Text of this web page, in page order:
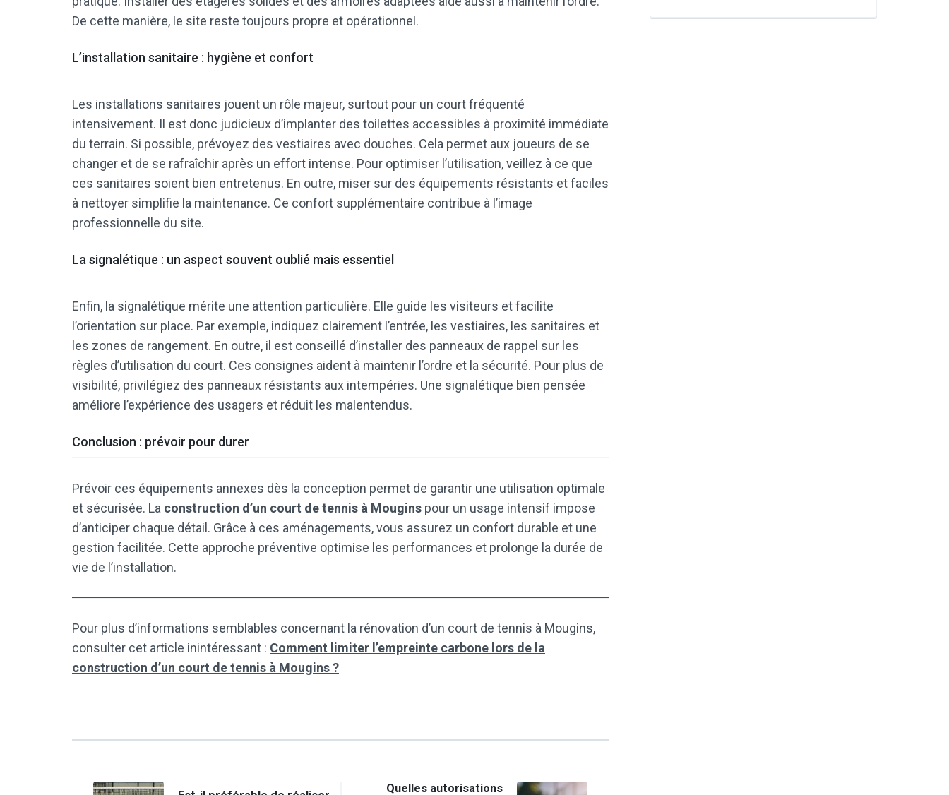
De cette manière, le site reste toujours propre et opérationnel.
L’installation sanitaire : hygiène et confort
Les installations sanitaires jouent un rôle majeur, surtout pour un court fréquenté
intensivement. Il est donc judicieux d’implanter des toilettes accessibles à proximité immédiate
du terrain. Si possible, prévoyez des vestiaires avec douches. Cela permet aux joueurs de se
changer et de se rafraîchir après un effort intense. Pour optimiser l’utilisation, veillez à ce que
ces sanitaires soient bien entretenus. En outre, miser sur des équipements résistants et faciles
à nettoyer simplifie la maintenance. Ce confort supplémentaire contribue à l’image
professionnelle du site.
La signalétique : un aspect souvent oublié mais essentiel
Enfin, la signalétique mérite une attention particulière. Elle guide les visiteurs et facilite
l’orientation sur place. Par exemple, indiquez clairement l’entrée, les vestiaires, les sanitaires et
les zones de rangement. En outre, il est conseillé d’installer des panneaux de rappel sur les
règles d’utilisation du court. Ces consignes aident à maintenir l’ordre et la sécurité. Pour plus de
visibilité, privilégiez des panneaux résistants aux intempéries. Une signalétique bien pensée
améliore l’expérience des usagers et réduit les malentendus.
Conclusion : prévoir pour durer
Prévoir ces équipements annexes dès la conception permet de garantir une utilisation optimale
et sécurisée. La construction d’un court de tennis à Mougins pour un usage intensif impose
d’anticiper chaque détail. Grâce à ces aménagements, vous assurez un confort durable et une
gestion facilitée. Cette approche préventive optimise les performances et prolonge la durée de
vie de l’installation.
Pour plus d’informations semblables concernant la rénovation d’un court de tennis à Mougins,
consulter cet article inintéressant : Comment limiter l’empreinte carbone lors de la
construction d’un court de tennis à Mougins ?
Quelles autorisations